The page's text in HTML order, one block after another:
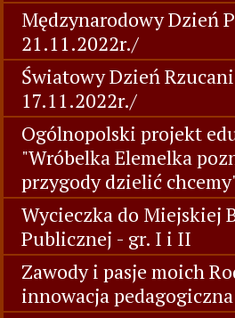
Mędzynarodowy Dzień
21.11.2022r./
Światowy Dzień
17.11.2022r./
Ogólnopolski projekt
"Wróbelka Elemelka
przygody dzielić
Wycieczka do Miejskiej
Publicznej - gr. I i II
Zawody i pasje moich
innowacja